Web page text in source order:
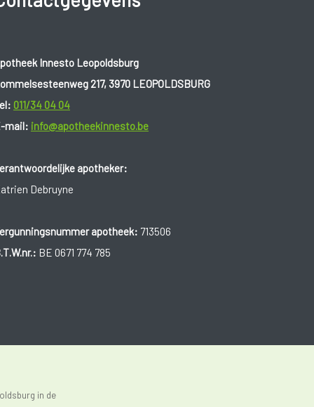
Innesto Leopoldsburg
217, 3970 LEOPOLDSBURG
011/34 04 04
mail: info@apotheekinnesto.be
apotheker:
Debruyne
apotheek: 713506
BE 0671 774 785
in de